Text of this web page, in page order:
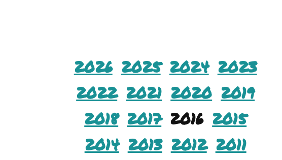
2026 2025 2024 2023
2022 2021 2020 2019
2018 2017 2016 2015
2014 2013 2012 2011